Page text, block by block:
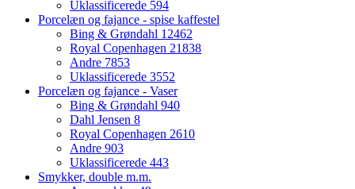
Uklassificerede 594
Porcelæn og fajance - spise kaffestel
Bing & Grøndahl 12462
Royal Copenhagen 21838
Andre 7853
Uklassificerede 3552
Porcelæn og fajance - Vaser
Bing & Grøndahl 940
Dahl Jensen 8
Royal Copenhagen 2610
Andre 903
Uklassificerede 443
Smykker, double m.m.